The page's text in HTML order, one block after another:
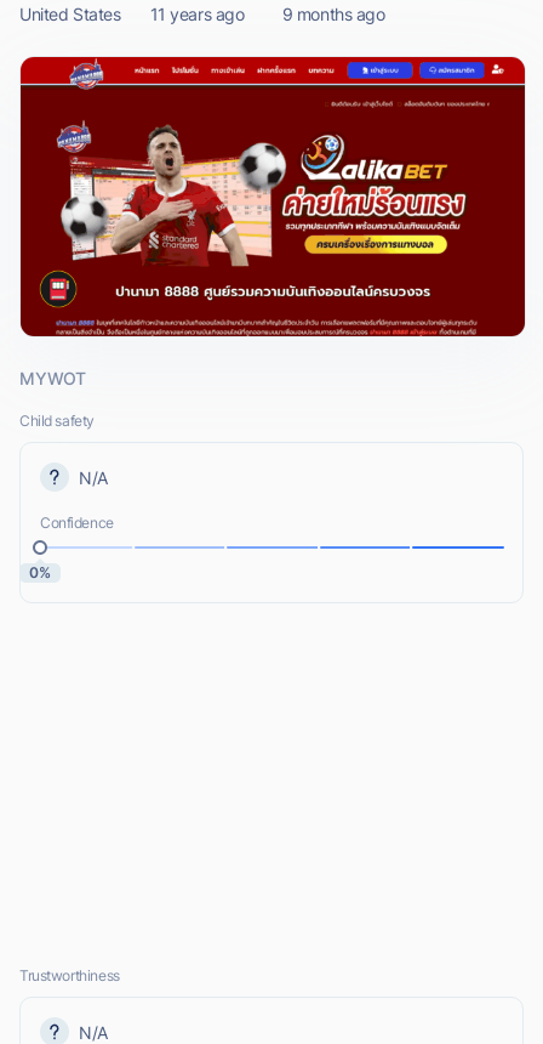
United States 11 years ago 9 months ago
MYWOT
Child safety
N/A
Confidence
0%
Trustworthiness
N/A